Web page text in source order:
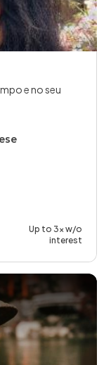
e no seu
Up to 3x w/o
interest